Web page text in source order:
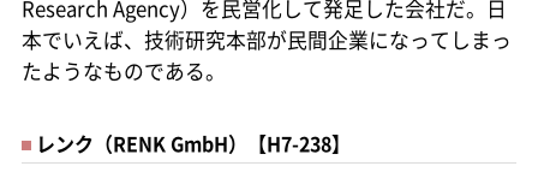
Research Agency）を民営化して発足した会社だ。日
本でいえば、技術研究本部が民間企業になってしまっ
たようなものである。
レンク（RENK GmbH）【H7-238】